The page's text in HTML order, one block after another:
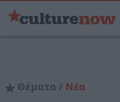
Θέματα / Νέα